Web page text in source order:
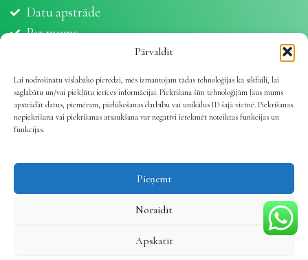
Pārvaldīt
Lai nodrošinātu vislabāko pieredzi, mēs izmantojam tādas tehnoloģijas kā sīkfaili, lai
saglabātu un/vai piekļūtu ierīces informācijai. Piekrišana šīm tehnoloģijām ļaus mums
apstrādāt datus, piemēram, pārlūkošanas darbību vai unikālus ID šajā vietnē. Piekrišanas
nepiekrišana vai piekrišanas atsaukšana var negatīvi ietekmēt noteiktas funkcijas un
funkcijas.
Pieņemt
Noraidīt
Apskatīt
Datu apstrāde
Par mums
Sīkdatnes